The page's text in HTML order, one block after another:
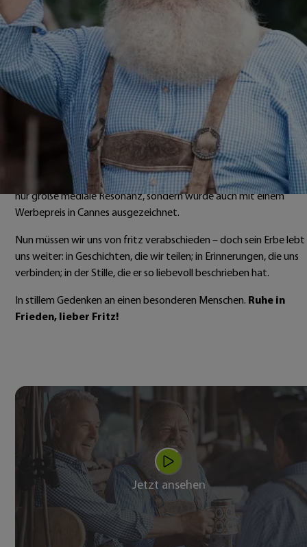
berührten viele: „Gezählt hab ich sie nicht“, erzählte er, „aber
mein
Wer Fritz näher kannte, erinnert sich an seine herzliche
Gastfreundschaft: Einige von uns durften seine beeindruckende
Bierkrug-Sammlung live erleben – und seine legendären Spätzle,
zubereitet am offenen Feuer. Ein Abend voller Lachen,
und Gemeinschaft, der unvergesslich bleiben wird.
Sein Engagement wurde aber auch international gewürdigt: Das
„Die Stille ist für mich das schönste Geräusch“ – in
Fritz mit seiner ruhigen, tiefgründigen Stimme sprach – erzielte
nur große mediale Resonanz, sondern wurde auch mit einem
Werbepreis in Cannes ausgezeichnet.
Nun müssen wir uns von fritz verabschieden – doch sein Erbe lebt
uns weiter: in Geschichten, die wir teilen; in Erinnerungen, die uns
verbinden; in der Stille, die er so liebevoll beschrieben hat.
In stillem Gedenken an einen besonderen Menschen. Ruhe in
Frieden, lieber Fritz!
Jetzt ansehen